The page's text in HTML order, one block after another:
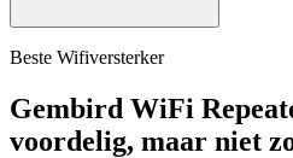
Beste Wifiversterker
Gembird WiFi
voordelig, maar niet